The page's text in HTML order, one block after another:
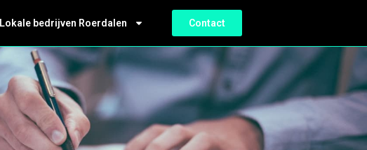
Lokale bedrijven Roerdalen Contact